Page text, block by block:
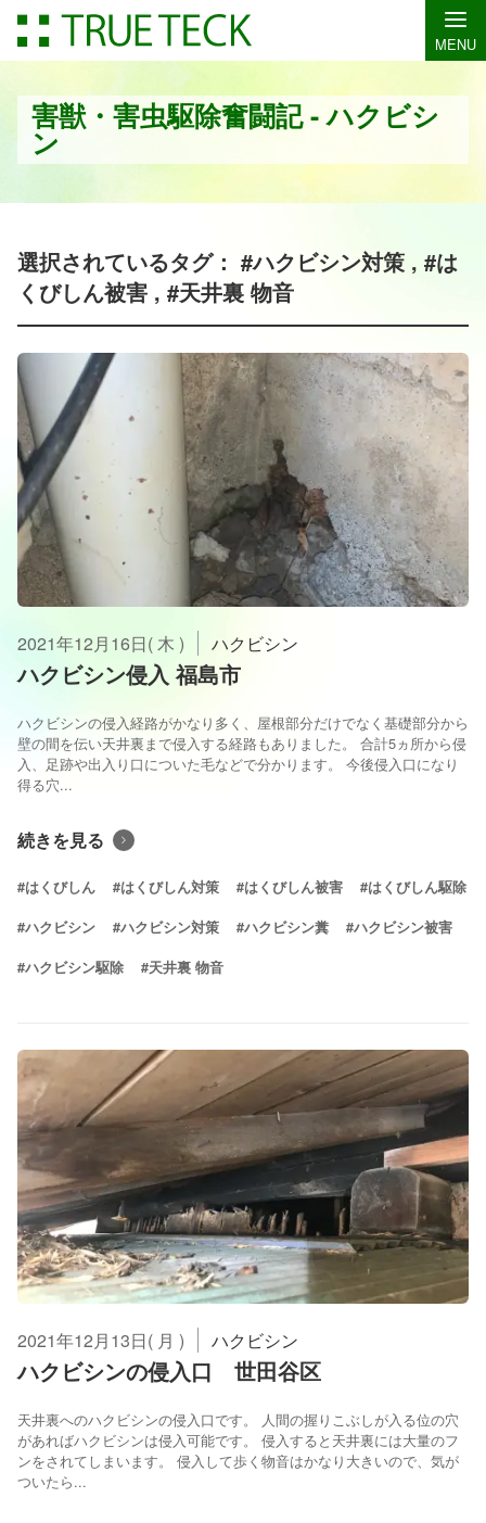
MENU
害獣・害虫駆除奮闘記 - ハクビシ
ン
選択されているタグ： #ハクビシン対策 , #は
くびしん被害 , #天井裏 物音
2021年12月16日( 木 ) ハクビシン
ハクビシン侵入 福島市
ハクビシンの侵入経路がかなり多く、屋根部分だけでなく基礎部分から
壁の間を伝い天井裏まで侵入する経路もありました。 合計5ヵ所から侵
入、足跡や出入り口についた毛などで分かります。 今後侵入口になり
得る穴...
続きを見る
#はくびしん #はくびしん対策 #はくびしん被害 #はくびしん駆除
#ハクビシン #ハクビシン対策 #ハクビシン糞 #ハクビシン被害
#ハクビシン駆除 #天井裏 物音
2021年12月13日( 月 ) ハクビシン
ハクビシンの侵入口 世田谷区
天井裏へのハクビシンの侵入口です。 人間の握りこぶしが入る位の穴
があればハクビシンは侵入可能です。 侵入すると天井裏には大量のフ
ンをされてしまいます。 侵入して歩く物音はかなり大きいので、気が
ついたら...